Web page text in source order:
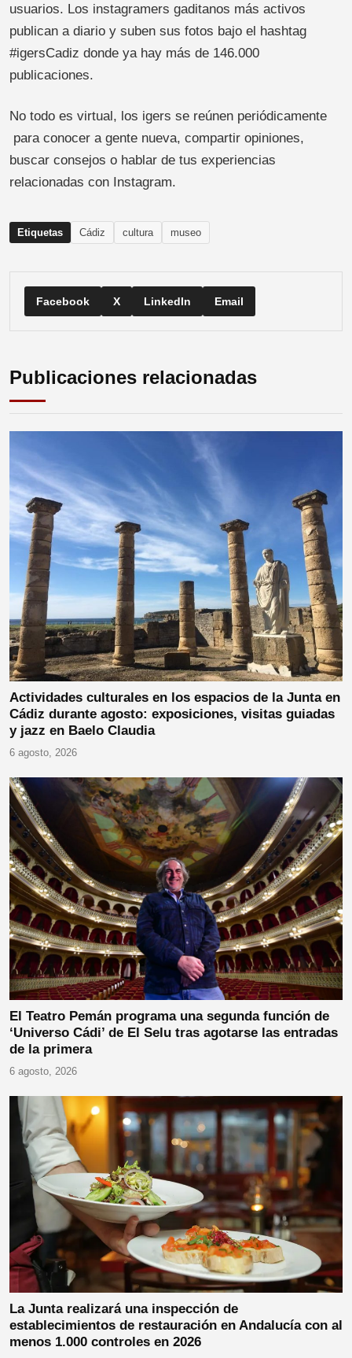
usuarios. Los instagramers gaditanos más activos
publican a diario y suben sus fotos bajo el hashtag
#igersCadiz donde ya hay más de 146.000
publicaciones.
No todo es virtual, los igers se reúnen periódicamente
para conocer a gente nueva, compartir opiniones,
buscar consejos o hablar de tus experiencias
relacionadas con Instagram.
Etiquetas Cádiz cultura museo
Facebook X LinkedIn Email
Publicaciones relacionadas
Actividades culturales en los espacios de la Junta en
Cádiz durante agosto: exposiciones, visitas guiadas
y jazz en Baelo Claudia
6 agosto, 2026
El Teatro Pemán programa una segunda función de
‘Universo Cádi’ de El Selu tras agotarse las entradas
de la primera
6 agosto, 2026
La Junta realizará una inspección de
establecimientos de restauración en Andalucía con al
menos 1.000 controles en 2026